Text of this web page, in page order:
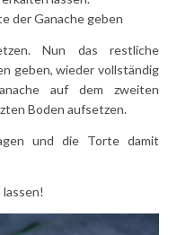
der Ganache geben
Nun das restliche
geben, wieder vollständig
auf dem zweiten
Boden aufsetzen.
und die Torte damit